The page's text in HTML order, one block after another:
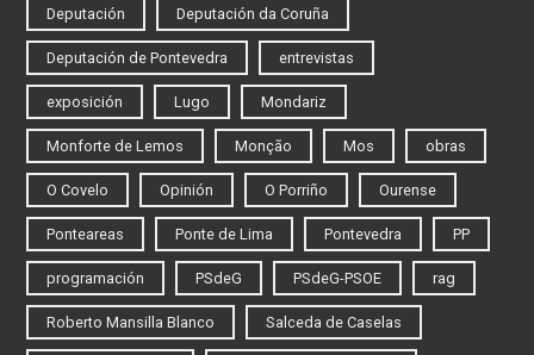
Deputación Deputación da Coruña
Deputación de Pontevedra entrevistas
exposición Lugo Mondariz
Monforte de Lemos Monção Mos obras
O Covelo Opinión O Porriño Ourense
Ponteareas Ponte de Lima Pontevedra PP
programación PSdeG PSdeG-PSOE rag
Roberto Mansilla Blanco Salceda de Caselas